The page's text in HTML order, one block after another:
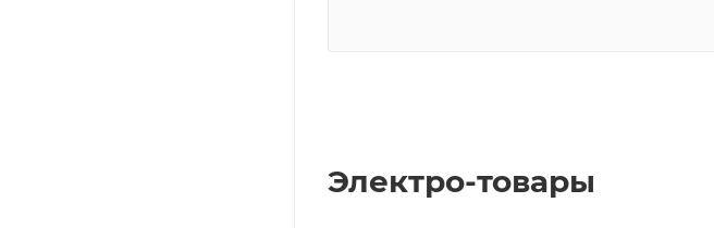
Электро-товары